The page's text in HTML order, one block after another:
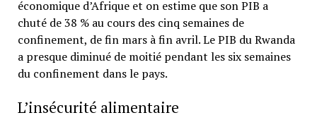
économique d’Afrique et on estime que son PIB a
chuté de 38 % au cours des cinq semaines de
confinement, de fin mars à fin avril. Le PIB du Rwanda
a presque diminué de moitié pendant les six semaines
du confinement dans le pays.
L’insécurité alimentaire